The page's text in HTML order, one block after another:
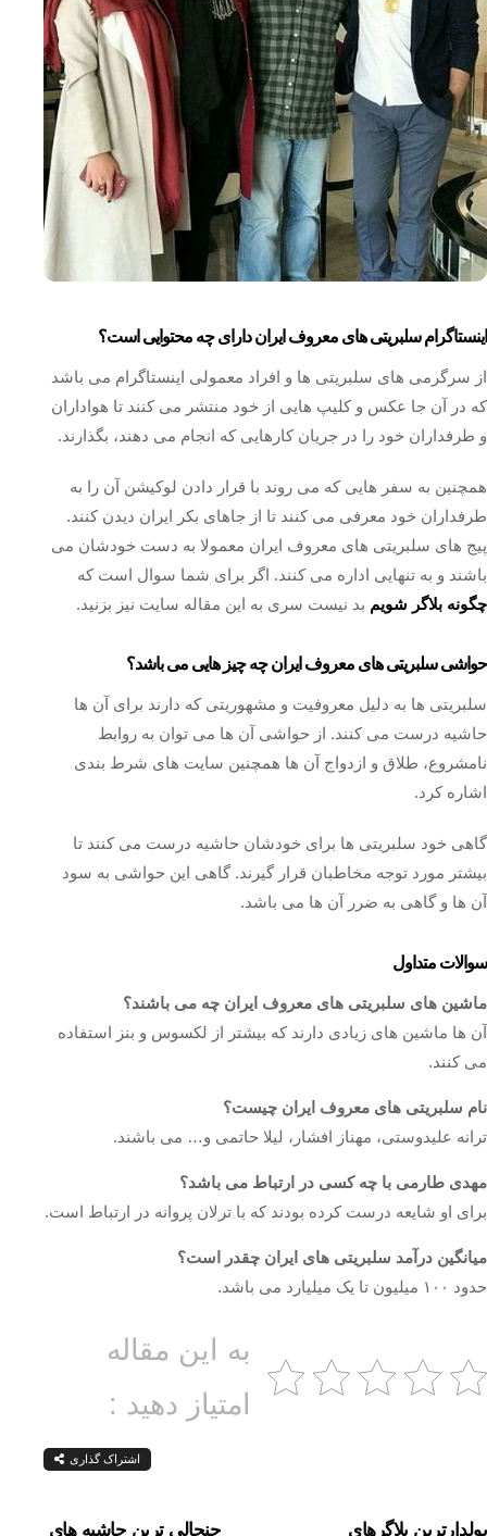
اینستاگرام سلبریتی های معروف ایران دارای چه محتوایی است؟
از سرگرمی های سلبریتی ها و افراد معمولی اینستاگرام می باشد
که در آن جا عکس و کلیپ هایی از خود منتشر می کنند تا هواداران
و طرفداران خود را در جریان کارهایی که انجام می دهند، بگذارند.
همچنین به سفر هایی که می روند با قرار دادن لوکیشن آن را به
طرفداران خود معرفی می کنند تا از جاهای بکر ایران دیدن کنند.
پیج های سلبریتی های معروف ایران معمولا به دست خودشان می
باشند و به تنهایی اداره می کنند. اگر برای شما سوال است که
چگونه بلاگر شویم بد نیست سری به این مقاله سایت نیز بزنید.
حواشی سلبریتی های معروف ایران چه چیز هایی می باشد؟
سلبریتی ها به دلیل معروفیت و مشهوریتی که دارند برای آن ها
حاشیه درست می کنند. از حواشی آن ها می توان به روابط
نامشروع، طلاق و ازدواج آن ها همچنین سایت های شرط بندی
اشاره کرد.
گاهی خود سلبریتی ها برای خودشان حاشیه درست می ‌کنند تا
بیشتر مورد توجه مخاطبان قرار گیرند. گاهی این حواشی به سود
آن ها و گاهی به ضرر آن ها می باشد.
سوالات متداول
ماشین های سلبریتی های معروف ایران چه می باشند؟
آن ها ماشین های زیادی دارند که بیشتر از لکسوس و بنز استفاده
می‌ کنند.
نام سلبریتی های معروف ایران چیست؟
ترانه علیدوستی، مهناز افشار، لیلا حاتمی و… می باشند.
مهدی طارمی با چه کسی در ارتباط می باشد؟
برای او شایعه درست کرده بودند که با ترلان پروانه در ارتباط است.
میانگین درآمد سلبریتی های ایران چقدر است؟
حدود ۱۰۰ میلیون تا یک میلیارد می‌ باشد.
به این مقاله
امتیاز دهید :
اشتراک گذاری
جنجالی ترین حاشیه های پولدارترین بلاگرهای